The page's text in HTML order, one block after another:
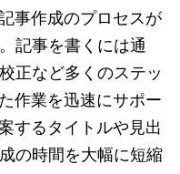
事作成のプロセスが
記事を書くには通
正など多くのステッ
作業を迅速にサポー
するタイトルや見出
の時間を大幅に短縮